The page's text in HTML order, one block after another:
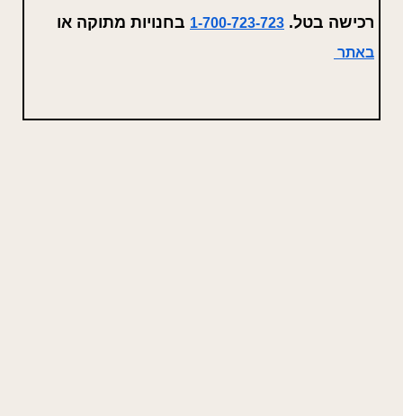
רכישה בטל. 1-700-723-723 בחנויות מתוקה או
באתר